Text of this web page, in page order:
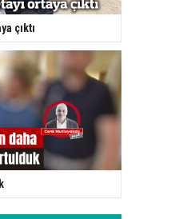
çıktı